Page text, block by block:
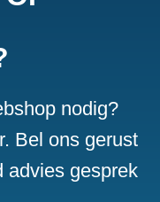
nodig?
Bel ons gerust
advies gesprek